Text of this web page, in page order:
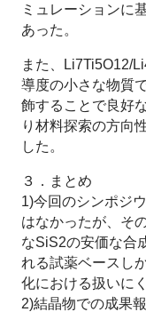
ミュレーションに
あった。
また、Li7Ti5O12/
導度の小さな物質
飾することで良好
り材料探索の方向
した。
３．まとめ
1)今回のシンポジ
はなかったが、そ
なSiS2の安価な合
れる試薬ベースし
化における扱いに
2)結晶物での成果